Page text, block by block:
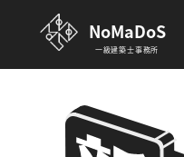
NoMaDoS
一級建築士事務所